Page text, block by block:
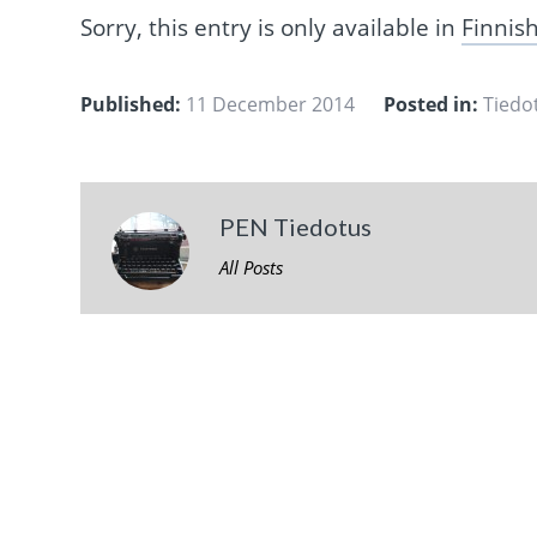
Sorry, this entry is only available in Finnish
Published: 11 December 2014 Posted in:
PEN Tiedotus
All Posts